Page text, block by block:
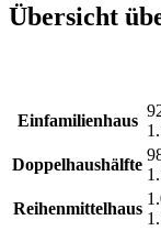
Übersicht
Einfamilienhaus
Doppelhaushälfte
Reihenmittelhaus